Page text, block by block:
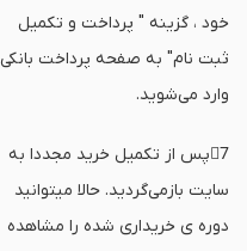
خود ، گزینه " پرداخت و تکمیل
ثبت نام" به صفحه‌ پرداخت بانکی‌
وارد می‌شوید.
7⃣پس از تکمیل خرید مجددا به
سایت بازمی‌گردید. حالا میتوانید
دوره ی خریداری شده را مشاهده